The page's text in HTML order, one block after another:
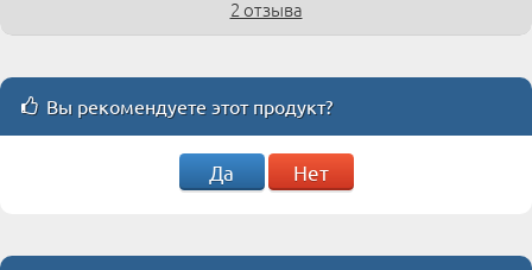
2 отзыва
Вы рекомендуете этот продукт?
Да Нет